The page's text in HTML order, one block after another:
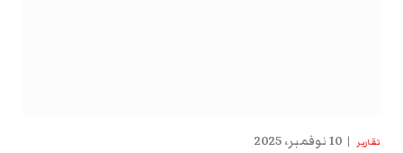
تقارير 10 نوفمبر، 2025